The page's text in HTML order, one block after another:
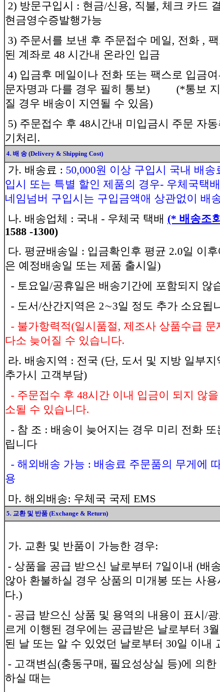
2) 방문구입시 : 현금/신용, 직불, 체크 카드
현금영수증발행가능
3) 주문서를 보낸 후 주문접수 메일, 전화 ,
된 계좌로 48 시간내 온라인 입금
4) 입금후 메일이나 전화 또는 팩스로 입금
문자명과 다를 경우 필히 통보) (*통보 지
질 경우 배송이 지연될 수 있음)
5) 주문접수 후 48시간내 미입금시 주문 자
기처리.
4. 배 송 (Delivery & Shipping Cost)
가. 배송료 : 50,000원 이상 구입시 국내 배
입시 또는 특별 할인 제품의 경우- 우체국택
네임넘버 구입시는 구입금액애 상관없이 배
나. 배송업체 : 국내 - 우체국 택배 (* 배송조
1588 -1300)
다. 평균배송일 : 입금확인후 평균 2.0일 이
은 예정배송일 또는 제품 출시일)
- 토요일/공휴일은 배송기간에 포함되지 않
- 도서/산간지역은 2∼3일 정도 추가 소요됩
- 불가항력적(일시품절, 제조사 상품수급
다소 늦어질 수 있습니다.
라. 배송지역 : 전국 (단, 도서 및 지방 일부
추가시 고객부담)
- 주문접수 후 48시간 이내 입금이 되지 않
소될 수 있습니다.
- 참 조 : 배송이 늦어지는 경우 미리 전화
립니다
- 해외배송 가능 : 배송료 주문품의 무게에
용
마. 해외배송: 우체국 국제 EMS
5. 교환 및 반품 (Exchange & Return)
가. 교환 및 반품이 가능한 경우:
- 상품을 공급 받으신 날로부터 7일이내 (배
않아 환불하실 경우 상품의 미개봉 또는 사
다.)
- 공급 받으신 상품 및 용역의 내용이 표시/
르게 이행된 경우에는 공급받은 날로부터 3
된 날 또는 알 수 있었던 날로부터 30일 이내
- 고객변심(충동구매, 필요성상실 등)에 의
하실 때는